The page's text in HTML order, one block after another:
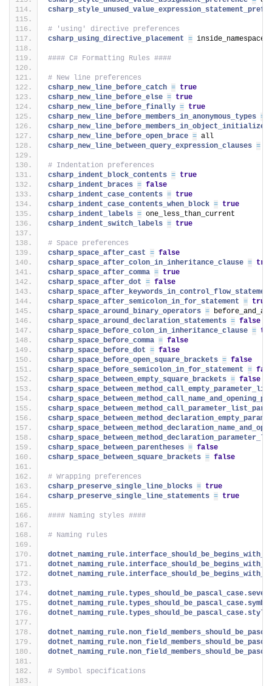
# 'using' directive preferences
csharp_using_directive_placement =
#### C# Formatting Rules ####
# New line preferences
csharp_new_line_before_catch = true
csharp_new_line_before_else = true
csharp_new_line_before_finally = true
csharp_new_line_before_members_in_anonymous_types =
csharp_new_line_before_open_brace = all
csharp_new_line_between_query_expression_clauses =
# Indentation preferences
csharp_indent_block_contents = true
csharp_indent_braces = false
csharp_indent_case_contents = true
csharp_indent_case_contents_when_block = true
csharp_indent_labels = one_less_than_current
csharp_indent_switch_labels = true
# Space preferences
csharp_space_after_cast = false
csharp_space_after_colon_in_inheritance_clause =
csharp_space_after_comma = true
csharp_space_after_dot = false
csharp_space_after_semicolon_in_for_statement = true
csharp_space_around_binary_operators =
csharp_space_around_declaration_statements = false
csharp_space_before_colon_in_inheritance_clause =
csharp_space_before_comma = false
csharp_space_before_dot = false
csharp_space_before_open_square_brackets = false
csharp_space_before_semicolon_in_for_statement =
csharp_space_between_empty_square_brackets = false
csharp_space_between_parentheses = false
csharp_space_between_square_brackets = false
# Wrapping preferences
csharp_preserve_single_line_blocks = true
csharp_preserve_single_line_statements = true
#### Naming styles ####
# Naming rules
# Symbol specifications